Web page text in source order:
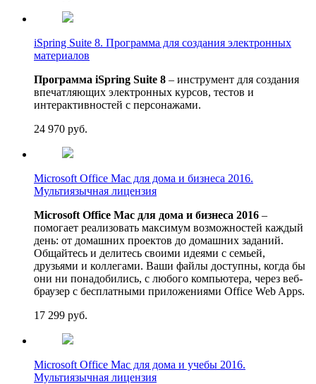
iSpring Suite 8. Программа для создания электронных
материалов
Программа iSpring Suite 8 – инструмент для создания
впечатляющих электронных курсов, тестов и
интерактивностей с персонажами.
24 970 руб.
Microsoft Office Mac для дома и бизнеса 2016.
Мультиязычная лицензия
Microsoft Office Mac для дома и бизнеса 2016 –
помогает реализовать максимум возможностей каждый
день: от домашних проектов до домашних заданий.
Общайтесь и делитесь своими идеями с семьей,
друзьями и коллегами. Ваши файлы доступны, когда бы
они ни понадобились, с любого компьютера, через веб-
браузер с бесплатными приложениями Office Web Apps.
17 299 руб.
Microsoft Office Mac для дома и учебы 2016.
Мультиязычная лицензия